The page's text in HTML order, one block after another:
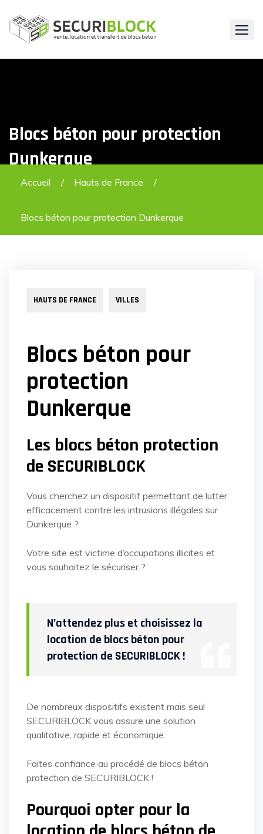
content
Blocs béton pour protection
Dunkerque
Accueil Hauts de France
Blocs béton pour protection Dunkerque
HAUTS DE FRANCE VILLES
Blocs béton pour
protection
Dunkerque
Les blocs béton protection
de SECURIBLOCK
Vous cherchez un dispositif permettant de lutter
efficacement contre les intrusions illégales sur
Dunkerque ?
Votre site est victime d’occupations illicites et
vous souhaitez le sécuriser ?
N’attendez plus et choisissez la
location de blocs béton pour
protection de SECURIBLOCK !
De nombreux dispositifs existent mais seul
SECURIBLOCK vous assure une solution
qualitative, rapide et économique.
Faites confiance au procédé de blocs béton
protection de SECURIBLOCK !
Pourquoi opter pour la